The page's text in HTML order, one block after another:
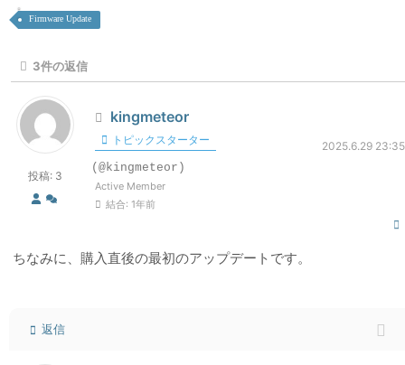
Firmware Update
3件の返信
投稿: 3
kingmeteor
トピックスターター
2025.6.29 23:35
(@kingmeteor)
Active Member
結合: 1年前
ちなみに、購入直後の最初のアップデートです。
返信